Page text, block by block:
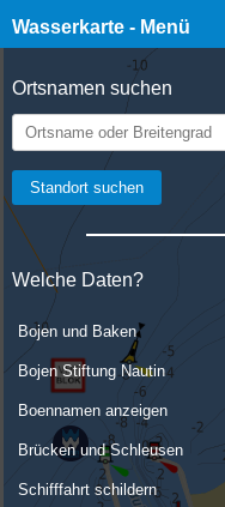
Wasserkarte - Menü
Ortsnamen suchen
Welche Daten?
Bojen und Baken
Bojen Stiftung Nautin
Boennamen anzeigen
Brücken und Schleusen
Schifffahrt schildern
☰ Wasserkarte Live